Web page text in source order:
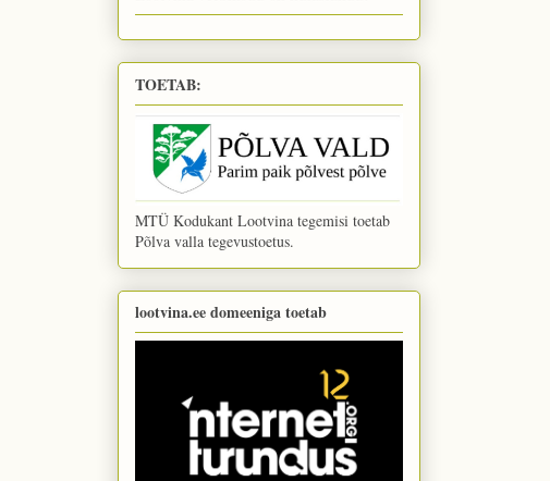
TOETAB:
MTÜ Kodukant Lootvina tegemisi toetab
Põlva valla tegevustoetus.
lootvina.ee domeeniga toetab